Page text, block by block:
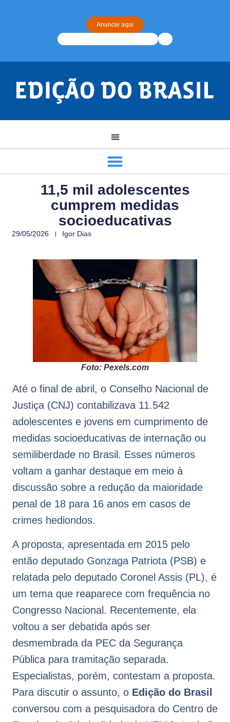
Anuncie aqui
11,5 mil adolescentes
cumprem medidas
socioeducativas
29/05/2026 Igor Dias
Foto: Pexels.com
Até o final de abril, o Conselho Nacional de
Justiça (CNJ) contabilizava 11.542
adolescentes e jovens em cumprimento de
medidas socioeducativas de internação ou
semiliberdade no Brasil. Esses números
voltam a ganhar destaque em meio à
discussão sobre a redução da maioridade
penal de 18 para 16 anos em casos de
crimes hediondos.
A proposta, apresentada em 2015 pelo
então deputado Gonzaga Patriota (PSB) e
relatada pelo deputado Coronel Assis (PL), é
um tema que reaparece com frequência no
Congresso Nacional. Recentemente, ela
voltou a ser debatida após ser
desmembrada da PEC da Segurança
Pública para tramitação separada.
Especialistas, porém, contestam a proposta.
Para discutir o assunto, o Edição do Brasil
conversou com a pesquisadora do Centro de